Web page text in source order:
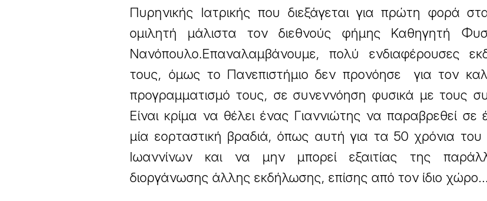
Πυρηνικής Ιατρικής που διεξάγεται για πρώτη φορά
ομιλητή μάλιστα τον διεθνούς φήμης Καθηγητή
Νανόπουλο.Επαναλαμβάνουμε, πολύ ενδιαφέρουσες
τους, όμως το Πανεπιστήμιο δεν προνόησε για τον
προγραμματισμό τους, σε συνεννόηση φυσικά με τους
Είναι κρίμα να θέλει ένας Γιαννιώτης να παραβρεθεί σε
μία εορταστική βραδιά, όπως αυτή για τα 50 χρόνια του
Ιωαννίνων και να μην μπορεί εξαιτίας της
διοργάνωσης άλλης εκδήλωσης, επίσης από τον ίδιο χώρο…